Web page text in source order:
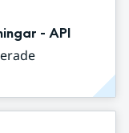
- API